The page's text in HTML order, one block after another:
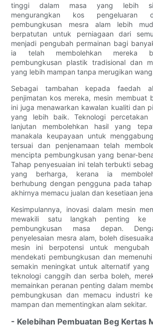
tinggi dalam masa yang lebih
mengurangkan kos pengeluaran
pembungkusan mesra alam lebih
berpatutan untuk perniagaan dari
menjadi pengubah permainan bagi
ia telah membolehkan mereka
pembungkusan plastik tradisional dan
yang lebih mampan tanpa merugikan
Sebagai tambahan kepada faedah
penjimatan kos mereka, mesin membuat
ini juga menawarkan kawalan kualiti dan
yang lebih baik. Teknologi percetakan
lanjutan membolehkan hasil yang
manakala keupayaan untuk
tersuai dan penjenamaan telah
mencipta pembungkusan yang benar-
Tahap penyesuaian ini telah terbukti
yang berharga, kerana ia
berhubung dengan pengguna pada
akhirnya memacu jualan dan kesetiaan
Kesimpulannya, inovasi dalam mesin
mewakili satu langkah penting ke
pembungkusan masa depan.
penyelesaian mesra alam, boleh
mesin ini berpotensi untuk mengubah
mendekati pembungkusan dan
semakin meningkat untuk alternatif yang
teknologi canggih dan serba boleh,
memainkan peranan penting dalam
pembungkusan dan memacu industri
mampan dan mementingkan alam sekitar.
- Kelebihan Pembuatan Beg Kertas